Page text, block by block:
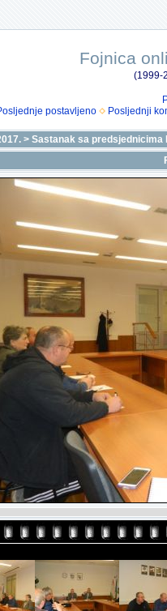
Fojnica
(1999-
postavljeno Posljednji
> Sastanak sa predsjednicima